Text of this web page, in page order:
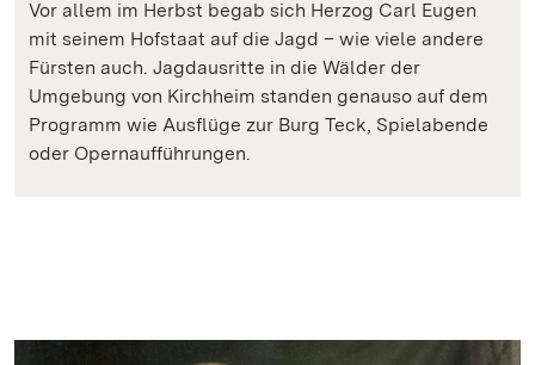
Vor allem im Herbst begab sich Herzog Carl Eugen
mit seinem Hofstaat auf die Jagd – wie viele andere
Fürsten auch. Jagdausritte in die Wälder der
Umgebung von Kirchheim standen genauso auf dem
Programm wie Ausflüge zur Burg Teck, Spielabende
oder Opernaufführungen.